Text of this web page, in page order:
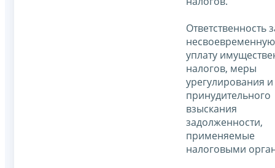
Ответственность
несвоевременную
уплату
налогов, меры
урегулирования и
принудительного
взыскания
задолженности,
применяемые
налоговыми